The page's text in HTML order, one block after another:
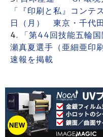
「『印刷と私』コン
日（月） 東京・千代
「第44回技能五輪
瀬真夏選手（亜細亜印
速報を掲載